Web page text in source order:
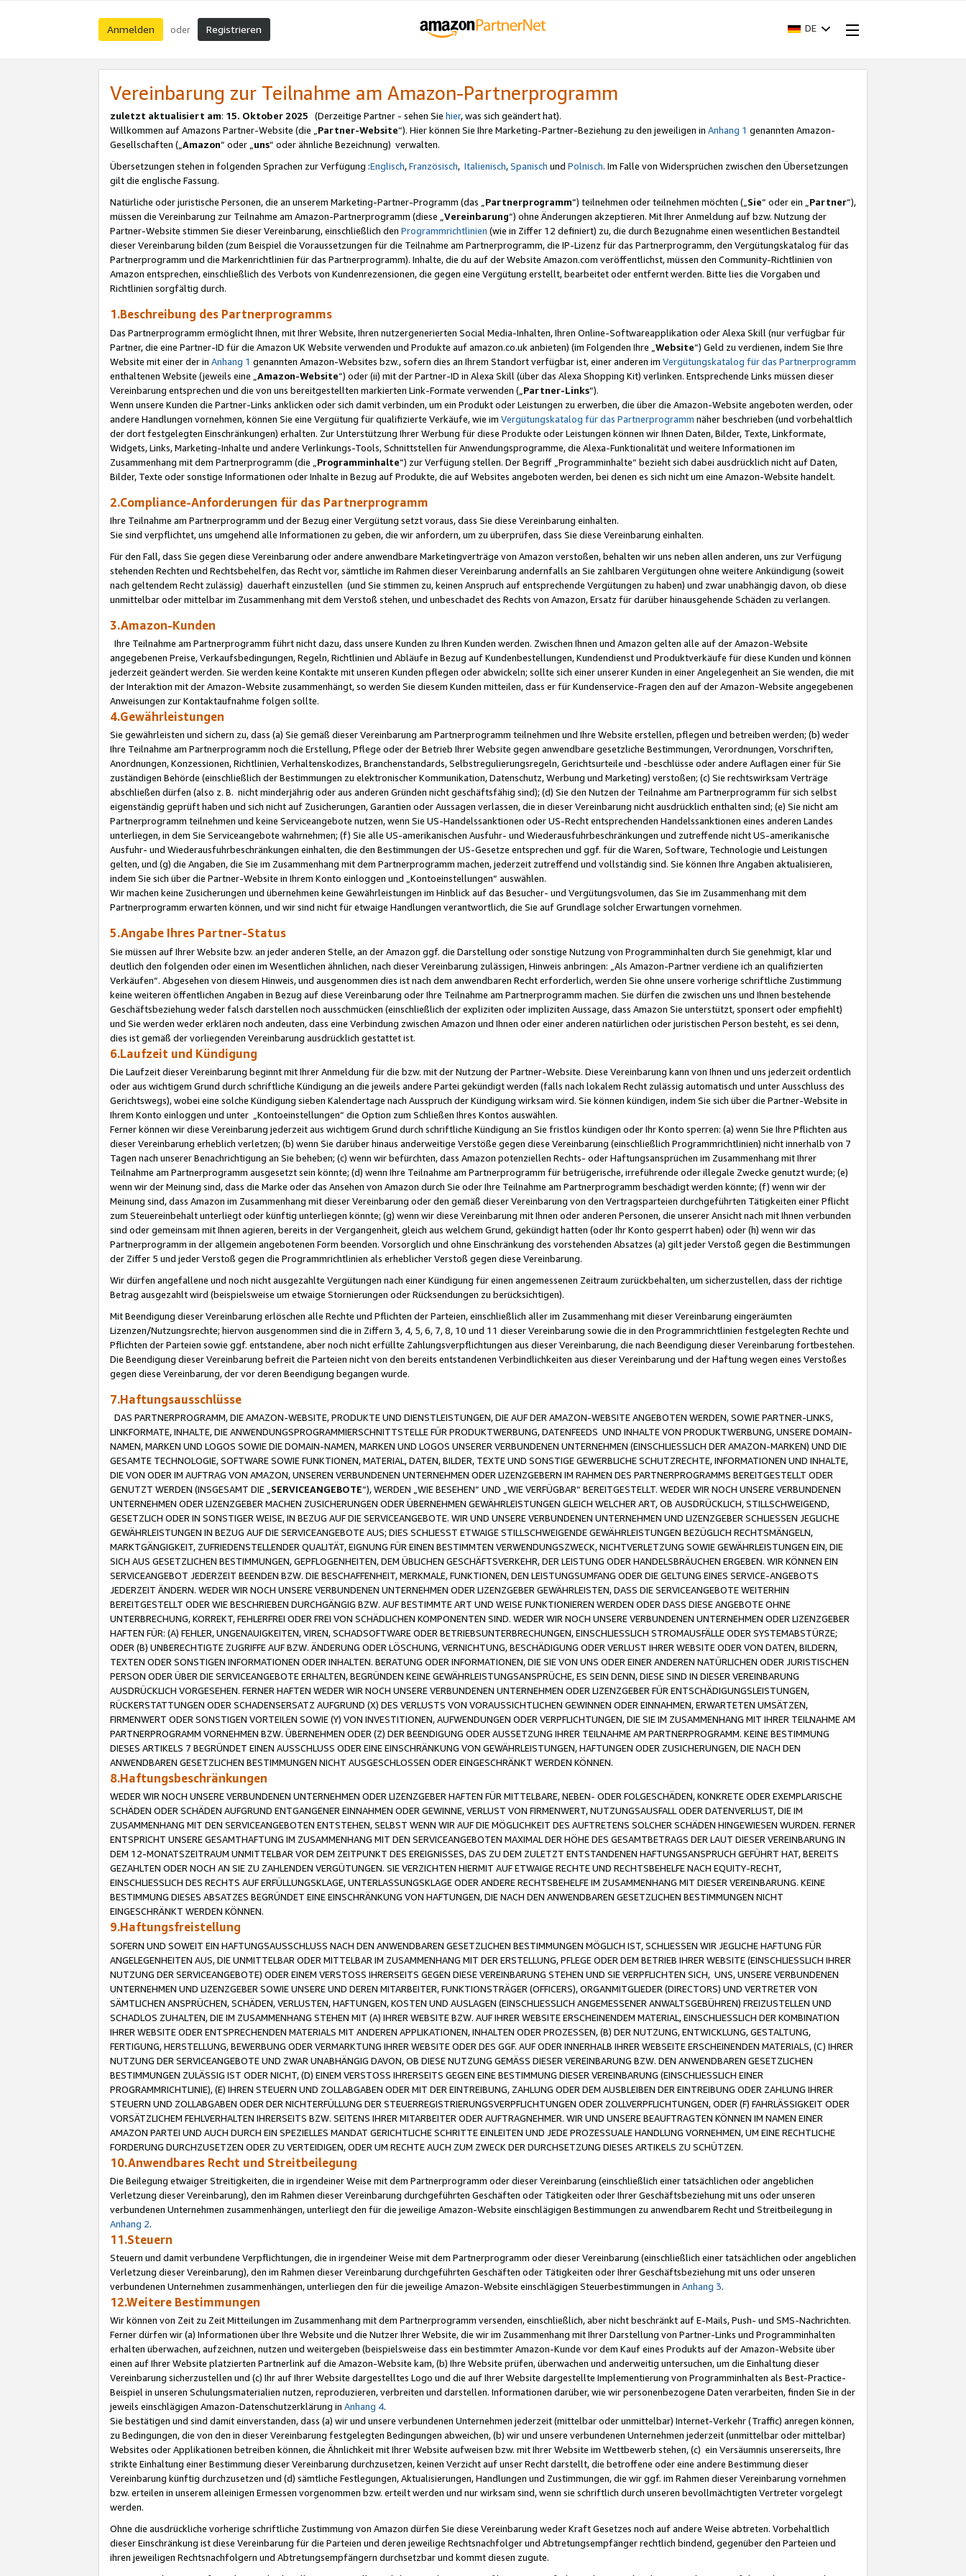
Anmelden oder Registrieren DE
Vereinbarung zur Teilnahme am Amazon-Partnerprogramm
zuletzt aktualisiert am: 15. Oktober 2025 (Derzeitige Partner - sehen Sie hier, was sich geändert hat).
Willkommen auf Amazons Partner-Website (die „Partner-Website“). Hier können Sie Ihre Marketing-Partner-Beziehung zu den jeweiligen in Anhang 1 genannten Amazon-
Gesellschaften („Amazon“ oder „uns“ oder ähnliche Bezeichnung) verwalten.
Übersetzungen stehen in folgenden Sprachen zur Verfügung :Englisch,Französisch, Italienisch,Spanisch und Polnisch. Im Falle von Widersprüchen zwischen den Übersetzungen
gilt die englische Fassung.
Natürliche oder juristische Personen, die an unserem Marketing-Partner-Programm (das „Partnerprogramm“) teilnehmen oder teilnehmen möchten („Sie“ oder ein „Partner“),
müssen die Vereinbarung zur Teilnahme am Amazon-Partnerprogramm (diese „Vereinbarung“) ohne Änderungen akzeptieren. Mit Ihrer Anmeldung auf bzw. Nutzung der
Partner-Website stimmen Sie dieser Vereinbarung, einschließlich den Programmrichtlinien (wie in Ziffer 12 definiert) zu, die durch Bezugnahme einen wesentlichen Bestandteil
dieser Vereinbarung bilden (zum Beispiel die Voraussetzungen für die Teilnahme am Partnerprogramm, die IP-Lizenz für das Partnerprogramm, den Vergütungskatalog für das
Partnerprogramm und die Markenrichtlinien für das Partnerprogramm). Inhalte, die du auf der Website Amazon.com veröffentlichst, müssen den Community-Richtlinien von
Amazon entsprechen, einschließlich des Verbots von Kundenrezensionen, die gegen eine Vergütung erstellt, bearbeitet oder entfernt werden. Bitte lies die Vorgaben und
Richtlinien sorgfältig durch.
1.Beschreibung des Partnerprogramms
Das Partnerprogramm ermöglicht Ihnen, mit Ihrer Website, Ihren nutzergenerierten Social Media-Inhalten, Ihren Online-Softwareapplikation oder Alexa Skill (nur verfügbar für
Partner, die eine Partner-ID für die Amazon UK Website verwenden und Produkte auf amazon.co.uk anbieten) (im Folgenden Ihre „ Website“) Geld zu verdienen, indem Sie Ihre
Website mit einer der in Anhang 1 genannten Amazon-Websites bzw., sofern dies an Ihrem Standort verfügbar ist, einer anderen im Vergütungskatalog für das Partnerprogramm
enthaltenen Website (jeweils eine „ Amazon-Website“) oder (ii) mit der Partner-ID in Alexa Skill (über das Alexa Shopping Kit) verlinken. Entsprechende Links müssen dieser
Vereinbarung entsprechen und die von uns bereitgestellten markierten Link-Formate verwenden („ Partner-Links“).
Wenn unsere Kunden die Partner-Links anklicken oder sich damit verbinden, um ein Produkt oder Leistungen zu erwerben, die über die Amazon-Website angeboten werden, oder
andere Handlungen vornehmen, können Sie eine Vergütung für qualifizierte Verkäufe, wie im Vergütungskatalog für das Partnerprogramm näher beschrieben (und vorbehaltlich
der dort festgelegten Einschränkungen) erhalten. Zur Unterstützung Ihrer Werbung für diese Produkte oder Leistungen können wir Ihnen Daten, Bilder, Texte, Linkformate,
Widgets, Links, Marketing-Inhalte und andere Verlinkungs-Tools, Schnittstellen für Anwendungsprogramme, die Alexa-Funktionalität und weitere Informationen im
Zusammenhang mit dem Partnerprogramm (die „ Programminhalte“) zur Verfügung stellen. Der Begriff „Programminhalte“ bezieht sich dabei ausdrücklich nicht auf Daten,
Bilder, Texte oder sonstige Informationen oder Inhalte in Bezug auf Produkte, die auf Websites angeboten werden, bei denen es sich nicht um eine Amazon-Website handelt.
2.Compliance-Anforderungen für das Partnerprogramm
Ihre Teilnahme am Partnerprogramm und der Bezug einer Vergütung setzt voraus, dass Sie diese Vereinbarung einhalten.
Sie sind verpflichtet, uns umgehend alle Informationen zu geben, die wir anfordern, um zu überprüfen, dass Sie diese Vereinbarung einhalten.
Für den Fall, dass Sie gegen diese Vereinbarung oder andere anwendbare Marketingverträge von Amazon verstoßen, behalten wir uns neben allen anderen, uns zur Verfügung
stehenden Rechten und Rechtsbehelfen, das Recht vor, sämtliche im Rahmen dieser Vereinbarung andernfalls an Sie zahlbaren Vergütungen ohne weitere Ankündigung (soweit
nach geltendem Recht zulässig) dauerhaft einzustellen (und Sie stimmen zu, keinen Anspruch auf entsprechende Vergütungen zu haben) und zwar unabhängig davon, ob diese
unmittelbar oder mittelbar im Zusammenhang mit dem Verstoß stehen, und unbeschadet des Rechts von Amazon, Ersatz für darüber hinausgehende Schäden zu verlangen.
3.Amazon-Kunden
Ihre Teilnahme am Partnerprogramm führt nicht dazu, dass unsere Kunden zu Ihren Kunden werden. Zwischen Ihnen und Amazon gelten alle auf der Amazon-Website
angegebenen Preise, Verkaufsbedingungen, Regeln, Richtlinien und Abläufe in Bezug auf Kundenbestellungen, Kundendienst und Produktverkäufe für diese Kunden und können
jederzeit geändert werden. Sie werden keine Kontakte mit unseren Kunden pflegen oder abwickeln; sollte sich einer unserer Kunden in einer Angelegenheit an Sie wenden, die mit
der Interaktion mit der Amazon-Website zusammenhängt, so werden Sie diesem Kunden mitteilen, dass er für Kundenservice-Fragen den auf der Amazon-Website angegebenen
Anweisungen zur Kontaktaufnahme folgen sollte.
4.Gewährleistungen
Sie gewährleisten und sichern zu, dass (a) Sie gemäß dieser Vereinbarung am Partnerprogramm teilnehmen und Ihre Website erstellen, pflegen und betreiben werden; (b) weder
Ihre Teilnahme am Partnerprogramm noch die Erstellung, Pflege oder der Betrieb Ihrer Website gegen anwendbare gesetzliche Bestimmungen, Verordnungen, Vorschriften,
Anordnungen, Konzessionen, Richtlinien, Verhaltenskodizes, Branchenstandards, Selbstregulierungsregeln, Gerichtsurteile und -beschlüsse oder andere Auflagen einer für Sie
zuständigen Behörde (einschließlich der Bestimmungen zu elektronischer Kommunikation, Datenschutz, Werbung und Marketing) verstoßen; (c) Sie rechtswirksam Verträge
abschließen dürfen (also z. B. nicht minderjährig oder aus anderen Gründen nicht geschäftsfähig sind); (d) Sie den Nutzen der Teilnahme am Partnerprogramm für sich selbst
eigenständig geprüft haben und sich nicht auf Zusicherungen, Garantien oder Aussagen verlassen, die in dieser Vereinbarung nicht ausdrücklich enthalten sind; (e) Sie nicht am
Partnerprogramm teilnehmen und keine Serviceangebote nutzen, wenn Sie US-Handelssanktionen oder US-Recht entsprechenden Handelssanktionen eines anderen Landes
unterliegen, in dem Sie Serviceangebote wahrnehmen; (f) Sie alle US-amerikanischen Ausfuhr- und Wiederausfuhrbeschränkungen und zutreffende nicht US-amerikanische
Ausfuhr- und Wiederausfuhrbeschränkungen einhalten, die den Bestimmungen der US-Gesetze entsprechen und ggf. für die Waren, Software, Technologie und Leistungen
gelten, und (g) die Angaben, die Sie im Zusammenhang mit dem Partnerprogramm machen, jederzeit zutreffend und vollständig sind. Sie können Ihre Angaben aktualisieren,
indem Sie sich über die Partner-Website in Ihrem Konto einloggen und „Kontoeinstellungen“ auswählen.
Wir machen keine Zusicherungen und übernehmen keine Gewährleistungen im Hinblick auf das Besucher- und Vergütungsvolumen, das Sie im Zusammenhang mit dem
Partnerprogramm erwarten können, und wir sind nicht für etwaige Handlungen verantwortlich, die Sie auf Grundlage solcher Erwartungen vornehmen.
5.Angabe Ihres Partner-Status
Sie müssen auf Ihrer Website bzw. an jeder anderen Stelle, an der Amazon ggf. die Darstellung oder sonstige Nutzung von Programminhalten durch Sie genehmigt, klar und
deutlich den folgenden oder einen im Wesentlichen ähnlichen, nach dieser Vereinbarung zulässigen, Hinweis anbringen: „Als Amazon-Partner verdiene ich an qualifizierten
Verkäufen“. Abgesehen von diesem Hinweis, und ausgenommen dies ist nach dem anwendbaren Recht erforderlich, werden Sie ohne unsere vorherige schriftliche Zustimmung
keine weiteren öffentlichen Angaben in Bezug auf diese Vereinbarung oder Ihre Teilnahme am Partnerprogramm machen. Sie dürfen die zwischen uns und Ihnen bestehende
Geschäftsbeziehung weder falsch darstellen noch ausschmücken (einschließlich der expliziten oder impliziten Aussage, dass Amazon Sie unterstützt, sponsert oder empfiehlt)
und Sie werden weder erklären noch andeuten, dass eine Verbindung zwischen Amazon und Ihnen oder einer anderen natürlichen oder juristischen Person besteht, es sei denn,
dies ist gemäß der vorliegenden Vereinbarung ausdrücklich gestattet ist.
6.Laufzeit und Kündigung
Die Laufzeit dieser Vereinbarung beginnt mit Ihrer Anmeldung für die bzw. mit der Nutzung der Partner-Website. Diese Vereinbarung kann von Ihnen und uns jederzeit ordentlich
oder aus wichtigem Grund durch schriftliche Kündigung an die jeweils andere Partei gekündigt werden (falls nach lokalem Recht zulässig automatisch und unter Ausschluss des
Gerichtswegs), wobei eine solche Kündigung sieben Kalendertage nach Ausspruch der Kündigung wirksam wird. Sie können kündigen, indem Sie sich über die Partner-Website in
Ihrem Konto einloggen und unter „Kontoeinstellungen“ die Option zum Schließen Ihres Kontos auswählen.
Ferner können wir diese Vereinbarung jederzeit aus wichtigem Grund durch schriftliche Kündigung an Sie fristlos kündigen oder Ihr Konto sperren: (a) wenn Sie Ihre Pflichten aus
dieser Vereinbarung erheblich verletzen; (b) wenn Sie darüber hinaus anderweitige Verstöße gegen diese Vereinbarung (einschließlich Programmrichtlinien) nicht innerhalb von 7
Tagen nach unserer Benachrichtigung an Sie beheben; (c) wenn wir befürchten, dass Amazon potenziellen Rechts- oder Haftungsansprüchen im Zusammenhang mit Ihrer
Teilnahme am Partnerprogramm ausgesetzt sein könnte; (d) wenn Ihre Teilnahme am Partnerprogramm für betrügerische, irreführende oder illegale Zwecke genutzt wurde; (e)
wenn wir der Meinung sind, dass die Marke oder das Ansehen von Amazon durch Sie oder Ihre Teilnahme am Partnerprogramm beschädigt werden könnte; (f) wenn wir der
Meinung sind, dass Amazon im Zusammenhang mit dieser Vereinbarung oder den gemäß dieser Vereinbarung von den Vertragsparteien durchgeführten Tätigkeiten einer Pflicht
zum Steuereinbehalt unterliegt oder künftig unterliegen könnte; (g) wenn wir diese Vereinbarung mit Ihnen oder anderen Personen, die unserer Ansicht nach mit Ihnen verbunden
sind oder gemeinsam mit Ihnen agieren, bereits in der Vergangenheit, gleich aus welchem Grund, gekündigt hatten (oder Ihr Konto gesperrt haben) oder (h) wenn wir das
Partnerprogramm in der allgemein angebotenen Form beenden. Vorsorglich und ohne Einschränkung des vorstehenden Absatzes (a) gilt jeder Verstoß gegen die Bestimmungen
der Ziffer 5 und jeder Verstoß gegen die Programmrichtlinien als erheblicher Verstoß gegen diese Vereinbarung.
Wir dürfen angefallene und noch nicht ausgezahlte Vergütungen nach einer Kündigung für einen angemessenen Zeitraum zurückbehalten, um sicherzustellen, dass der richtige
Betrag ausgezahlt wird (beispielsweise um etwaige Stornierungen oder Rücksendungen zu berücksichtigen).
Mit Beendigung dieser Vereinbarung erlöschen alle Rechte und Pflichten der Parteien, einschließlich aller im Zusammenhang mit dieser Vereinbarung eingeräumten
Lizenzen/Nutzungsrechte; hiervon ausgenommen sind die in Ziffern 3, 4, 5, 6, 7, 8, 10 und 11 dieser Vereinbarung sowie die in den Programmrichtlinien festgelegten Rechte und
Pflichten der Parteien sowie ggf. entstandene, aber noch nicht erfüllte Zahlungsverpflichtungen aus dieser Vereinbarung, die nach Beendigung dieser Vereinbarung fortbestehen.
Die Beendigung dieser Vereinbarung befreit die Parteien nicht von den bereits entstandenen Verbindlichkeiten aus dieser Vereinbarung und der Haftung wegen eines Verstoßes
gegen diese Vereinbarung, der vor deren Beendigung begangen wurde.
7.Haftungsausschlüsse
DAS PARTNERPROGRAMM, DIE AMAZON-WEBSITE, PRODUKTE UND DIENSTLEISTUNGEN, DIE AUF DER AMAZON-WEBSITE ANGEBOTEN WERDEN, SOWIE PARTNER-LINKS,
LINKFORMATE, INHALTE, DIE ANWENDUNGSPROGRAMMIERSCHNITTSTELLE FÜR PRODUKTWERBUNG, DATENFEEDS UND INHALTE VON PRODUKTWERBUNG, UNSERE DOMAIN-
NAMEN, MARKEN UND LOGOS SOWIE DIE DOMAIN-NAMEN, MARKEN UND LOGOS UNSERER VERBUNDENEN UNTERNEHMEN (EINSCHLIESSLICH DER AMAZON-MARKEN) UND DIE
GESAMTE TECHNOLOGIE, SOFTWARE SOWIE FUNKTIONEN, MATERIAL, DATEN, BILDER, TEXTE UND SONSTIGE GEWERBLICHE SCHUTZRECHTE, INFORMATIONEN UND INHALTE,
DIE VON ODER IM AUFTRAG VON AMAZON, UNSEREN VERBUNDENEN UNTERNEHMEN ODER LIZENZGEBERN IM RAHMEN DES PARTNERPROGRAMMS BEREITGESTELLT ODER
GENUTZT WERDEN (INSGESAMT DIE „ SERVICEANGEBOTE“), WERDEN „WIE BESEHEN“ UND „WIE VERFÜGBAR“ BEREITGESTELLT. WEDER WIR NOCH UNSERE VERBUNDENEN
UNTERNEHMEN ODER LIZENZGEBER MACHEN ZUSICHERUNGEN ODER ÜBERNEHMEN GEWÄHRLEISTUNGEN GLEICH WELCHER ART, OB AUSDRÜCKLICH, STILLSCHWEIGEND,
GESETZLICH ODER IN SONSTIGER WEISE, IN BEZUG AUF DIE SERVICEANGEBOTE. WIR UND UNSERE VERBUNDENEN UNTERNEHMEN UND LIZENZGEBER SCHLIESSEN JEGLICHE
GEWÄHRLEISTUNGEN IN BEZUG AUF DIE SERVICEANGEBOTE AUS; DIES SCHLIESST ETWAIGE STILLSCHWEIGENDE GEWÄHRLEISTUNGEN BEZÜGLICH RECHTSMÄNGELN,
MARKTGÄNGIGKEIT, ZUFRIEDENSTELLENDER QUALITÄT, EIGNUNG FÜR EINEN BESTIMMTEN VERWENDUNGSZWECK, NICHTVERLETZUNG SOWIE GEWÄHRLEISTUNGEN EIN, DIE
SICH AUS GESETZLICHEN BESTIMMUNGEN, GEPFLOGENHEITEN, DEM ÜBLICHEN GESCHÄFTSVERKEHR, DER LEISTUNG ODER HANDELSBRÄUCHEN ERGEBEN. WIR KÖNNEN EIN
SERVICEANGEBOT JEDERZEIT BEENDEN BZW. DIE BESCHAFFENHEIT, MERKMALE, FUNKTIONEN, DEN LEISTUNGSUMFANG ODER DIE GELTUNG EINES SERVICE-ANGEBOTS
JEDERZEIT ÄNDERN. WEDER WIR NOCH UNSERE VERBUNDENEN UNTERNEHMEN ODER LIZENZGEBER GEWÄHRLEISTEN, DASS DIE SERVICEANGEBOTE WEITERHIN
BEREITGESTELLT ODER WIE BESCHRIEBEN DURCHGÄNGIG BZW. AUF BESTIMMTE ART UND WEISE FUNKTIONIEREN WERDEN ODER DASS DIESE ANGEBOTE OHNE
UNTERBRECHUNG, KORREKT, FEHLERFREI ODER FREI VON SCHÄDLICHEN KOMPONENTEN SIND. WEDER WIR NOCH UNSERE VERBUNDENEN UNTERNEHMEN ODER LIZENZGEBER
HAFTEN FÜR: (A) FEHLER, UNGENAUIGKEITEN, VIREN, SCHADSOFTWARE ODER BETRIEBSUNTERBRECHUNGEN, EINSCHLIESSLICH STROMAUSFÄLLE ODER SYSTEMABSTÜRZE;
ODER (B) UNBERECHTIGTE ZUGRIFFE AUF BZW. ÄNDERUNG ODER LÖSCHUNG, VERNICHTUNG, BESCHÄDIGUNG ODER VERLUST IHRER WEBSITE ODER VON DATEN, BILDERN,
TEXTEN ODER SONSTIGEN INFORMATIONEN ODER INHALTEN. BERATUNG ODER INFORMATIONEN, DIE SIE VON UNS ODER EINER ANDEREN NATÜRLICHEN ODER JURISTISCHEN
PERSON ODER ÜBER DIE SERVICEANGEBOTE ERHALTEN, BEGRÜNDEN KEINE GEWÄHRLEISTUNGSANSPRÜCHE, ES SEIN DENN, DIESE SIND IN DIESER VEREINBARUNG
AUSDRÜCKLICH VORGESEHEN. FERNER HAFTEN WEDER WIR NOCH UNSERE VERBUNDENEN UNTERNEHMEN ODER LIZENZGEBER FÜR ENTSCHÄDIGUNGSLEISTUNGEN,
RÜCKERSTATTUNGEN ODER SCHADENSERSATZ AUFGRUND (X) DES VERLUSTS VON VORAUSSICHTLICHEN GEWINNEN ODER EINNAHMEN, ERWARTETEN UMSÄTZEN,
FIRMENWERT ODER SONSTIGEN VORTEILEN SOWIE (Y) VON INVESTITIONEN, AUFWENDUNGEN ODER VERPFLICHTUNGEN, DIE SIE IM ZUSAMMENHANG MIT IHRER TEILNAHME AM
PARTNERPROGRAMM VORNEHMEN BZW. ÜBERNEHMEN ODER (Z) DER BEENDIGUNG ODER AUSSETZUNG IHRER TEILNAHME AM PARTNERPROGRAMM. KEINE BESTIMMUNG
DIESES ARTIKELS 7 BEGRÜNDET EINEN AUSSCHLUSS ODER EINE EINSCHRÄNKUNG VON GEWÄHRLEISTUNGEN, HAFTUNGEN ODER ZUSICHERUNGEN, DIE NACH DEN
ANWENDBAREN GESETZLICHEN BESTIMMUNGEN NICHT AUSGESCHLOSSEN ODER EINGESCHRÄNKT WERDEN KÖNNEN.
8.Haftungsbeschränkungen
WEDER WIR NOCH UNSERE VERBUNDENEN UNTERNEHMEN ODER LIZENZGEBER HAFTEN FÜR MITTELBARE, NEBEN- ODER FOLGESCHÄDEN, KONKRETE ODER EXEMPLARISCHE
SCHÄDEN ODER SCHÄDEN AUFGRUND ENTGANGENER EINNAHMEN ODER GEWINNE, VERLUST VON FIRMENWERT, NUTZUNGSAUSFALL ODER DATENVERLUST, DIE IM
ZUSAMMENHANG MIT DEN SERVICEANGEBOTEN ENTSTEHEN, SELBST WENN WIR AUF DIE MÖGLICHKEIT DES AUFTRETENS SOLCHER SCHÄDEN HINGEWIESEN WURDEN. FERNER
ENTSPRICHT UNSERE GESAMTHAFTUNG IM ZUSAMMENHANG MIT DEN SERVICEANGEBOTEN MAXIMAL DER HÖHE DES GESAMTBETRAGS DER LAUT DIESER VEREINBARUNG IN
DEM 12-MONATSZEITRAUM UNMITTELBAR VOR DEM ZEITPUNKT DES EREIGNISSES, DAS ZU DEM ZULETZT ENTSTANDENEN HAFTUNGSANSPRUCH GEFÜHRT HAT, BEREITS
GEZAHLTEN ODER NOCH AN SIE ZU ZAHLENDEN VERGÜTUNGEN. SIE VERZICHTEN HIERMIT AUF ETWAIGE RECHTE UND RECHTSBEHELFE NACH EQUITY-RECHT,
EINSCHLIESSLICH DES RECHTS AUF ERFÜLLUNGSKLAGE, UNTERLASSUNGSKLAGE ODER ANDERE RECHTSBEHELFE IM ZUSAMMENHANG MIT DIESER VEREINBARUNG. KEINE
BESTIMMUNG DIESES ABSATZES BEGRÜNDET EINE EINSCHRÄNKUNG VON HAFTUNGEN, DIE NACH DEN ANWENDBAREN GESETZLICHEN BESTIMMUNGEN NICHT
EINGESCHRÄNKT WERDEN KÖNNEN.
9.Haftungsfreistellung
SOFERN UND SOWEIT EIN HAFTUNGSAUSSCHLUSS NACH DEN ANWENDBAREN GESETZLICHEN BESTIMMUNGEN MÖGLICH IST, SCHLIESSEN WIR JEGLICHE HAFTUNG FÜR
ANGELEGENHEITEN AUS, DIE UNMITTELBAR ODER MITTELBAR IM ZUSAMMENHANG MIT DER ERSTELLUNG, PFLEGE ODER DEM BETRIEB IHRER WEBSITE (EINSCHLIESSLICH IHRER
NUTZUNG DER SERVICEANGEBOTE) ODER EINEM VERSTOSS IHRERSEITS GEGEN DIESE VEREINBARUNG STEHEN UND SIE VERPFLICHTEN SICH, UNS, UNSERE VERBUNDENEN
UNTERNEHMEN UND LIZENZGEBER SOWIE UNSERE UND DEREN MITARBEITER, FUNKTIONSTRÄGER (OFFICERS), ORGANMITGLIEDER (DIRECTORS) UND VERTRETER VON
SÄMTLICHEN ANSPRÜCHEN, SCHÄDEN, VERLUSTEN, HAFTUNGEN, KOSTEN UND AUSLAGEN (EINSCHLIESSLICH ANGEMESSENER ANWALTSGEBÜHREN) FREIZUSTELLEN UND
SCHADLOS ZUHALTEN, DIE IM ZUSAMMENHANG STEHEN MIT (A) IHRER WEBSITE BZW. AUF IHRER WEBSITE ERSCHEINENDEM MATERIAL, EINSCHLIESSLICH DER KOMBINATION
IHRER WEBSITE ODER ENTSPRECHENDEN MATERIALS MIT ANDEREN APPLIKATIONEN, INHALTEN ODER PROZESSEN, (B) DER NUTZUNG, ENTWICKLUNG, GESTALTUNG,
FERTIGUNG, HERSTELLUNG, BEWERBUNG ODER VERMARKTUNG IHRER WEBSITE ODER DES GGF. AUF ODER INNERHALB IHRER WEBSEITE ERSCHEINENDEN MATERIALS, (C) IHRER
NUTZUNG DER SERVICEANGEBOTE UND ZWAR UNABHÄNGIG DAVON, OB DIESE NUTZUNG GEMÄSS DIESER VEREINBARUNG BZW. DEN ANWENDBAREN GESETZLICHEN
BESTIMMUNGEN ZULÄSSIG IST ODER NICHT, (D) EINEM VERSTOSS IHRERSEITS GEGEN EINE BESTIMMUNG DIESER VEREINBARUNG (EINSCHLIESSLICH EINER
PROGRAMMRICHTLINIE), (E) IHREN STEUERN UND ZOLLABGABEN ODER MIT DER EINTREIBUNG, ZAHLUNG ODER DEM AUSBLEIBEN DER EINTREIBUNG ODER ZAHLUNG IHRER
STEUERN UND ZOLLABGABEN ODER DER NICHTERFÜLLUNG DER STEUERREGISTRIERUNGSVERPFLICHTUNGEN ODER ZOLLVERPFLICHTUNGEN, ODER (F) FAHRLÄSSIGKEIT ODER
VORSÄTZLICHEM FEHLVERHALTEN IHRERSEITS BZW. SEITENS IHRER MITARBEITER ODER AUFTRAGNEHMER. WIR UND UNSERE BEAUFTRAGTEN KÖNNEN IM NAMEN EINER
AMAZON PARTEI UND AUCH DURCH EIN SPEZIELLES MANDAT GERICHTLICHE SCHRITTE EINLEITEN UND JEDE PROZESSUALE HANDLUNG VORNEHMEN, UM EINE RECHTLICHE
FORDERUNG DURCHZUSETZEN ODER ZU VERTEIDIGEN, ODER UM RECHTE AUCH ZUM ZWECK DER DURCHSETZUNG DIESES ARTIKELS ZU SCHÜTZEN.
10.Anwendbares Recht und Streitbeilegung
Die Beilegung etwaiger Streitigkeiten, die in irgendeiner Weise mit dem Partnerprogramm oder dieser Vereinbarung (einschließlich einer tatsächlichen oder angeblichen
Verletzung dieser Vereinbarung), den im Rahmen dieser Vereinbarung durchgeführten Geschäften oder Tätigkeiten oder Ihrer Geschäftsbeziehung mit uns oder unseren
verbundenen Unternehmen zusammenhängen, unterliegt den für die jeweilige Amazon-Website einschlägigen Bestimmungen zu anwendbarem Recht und Streitbeilegung in
Anhang 2.
11.Steuern
Steuern und damit verbundene Verpflichtungen, die in irgendeiner Weise mit dem Partnerprogramm oder dieser Vereinbarung (einschließlich einer tatsächlichen oder angeblichen
Verletzung dieser Vereinbarung), den im Rahmen dieser Vereinbarung durchgeführten Geschäften oder Tätigkeiten oder Ihrer Geschäftsbeziehung mit uns oder unseren
verbundenen Unternehmen zusammenhängen, unterliegen den für die jeweilige Amazon-Website einschlägigen Steuerbestimmungen in Anhang 3.
12.Weitere Bestimmungen
Wir können von Zeit zu Zeit Mitteilungen im Zusammenhang mit dem Partnerprogramm versenden, einschließlich, aber nicht beschränkt auf E-Mails, Push- und SMS-Nachrichten.
Ferner dürfen wir (a) Informationen über Ihre Website und die Nutzer Ihrer Website, die wir im Zusammenhang mit Ihrer Darstellung von Partner-Links und Programminhalten
erhalten überwachen, aufzeichnen, nutzen und weitergeben (beispielsweise dass ein bestimmter Amazon-Kunde vor dem Kauf eines Produkts auf der Amazon-Website über
einen auf Ihrer Website platzierten Partnerlink auf die Amazon-Website kam, (b) Ihre Website prüfen, überwachen und anderweitig untersuchen, um die Einhaltung dieser
Vereinbarung sicherzustellen und (c) Ihr auf Ihrer Website dargestelltes Logo und die auf Ihrer Website dargestellte Implementierung von Programminhalten als Best-Practice-
Beispiel in unseren Schulungsmaterialien nutzen, reproduzieren, verbreiten und darstellen. Informationen darüber, wie wir personenbezogene Daten verarbeiten, finden Sie in der
jeweils einschlägigen Amazon-Datenschutzerklärung in Anhang 4.
Sie bestätigen und sind damit einverstanden, dass (a) wir und unsere verbundenen Unternehmen jederzeit (mittelbar oder unmittelbar) Internet-Verkehr (Traffic) anregen können,
zu Bedingungen, die von den in dieser Vereinbarung festgelegten Bedingungen abweichen, (b) wir und unsere verbundenen Unternehmen jederzeit (unmittelbar oder mittelbar)
Websites oder Applikationen betreiben können, die Ähnlichkeit mit Ihrer Website aufweisen bzw. mit Ihrer Website im Wettbewerb stehen, (c) ein Versäumnis unsererseits, Ihre
strikte Einhaltung einer Bestimmung dieser Vereinbarung durchzusetzen, keinen Verzicht auf unser Recht darstellt, die betroffene oder eine andere Bestimmung dieser
Vereinbarung künftig durchzusetzen und (d) sämtliche Festlegungen, Aktualisierungen, Handlungen und Zustimmungen, die wir ggf. im Rahmen dieser Vereinbarung vornehmen
bzw. erteilen in unserem alleinigen Ermessen vorgenommen bzw. erteilt werden und nur wirksam sind, wenn sie schriftlich durch unseren bevollmächtigten Vertreter vorgelegt
werden.
Ohne die ausdrückliche vorherige schriftliche Zustimmung von Amazon dürfen Sie diese Vereinbarung weder Kraft Gesetzes noch auf andere Weise abtreten. Vorbehaltlich
dieser Einschränkung ist diese Vereinbarung für die Parteien und deren jeweilige Rechtsnachfolger und Abtretungsempfänger rechtlich bindend, gegenüber den Parteien und
ihren jeweiligen Rechtsnachfolgern und Abtretungsempfängern durchsetzbar und kommt diesen zugute.